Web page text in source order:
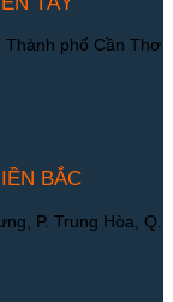
Thành phố Cần Thơ
BẮC
P. Trung Hòa, Q.